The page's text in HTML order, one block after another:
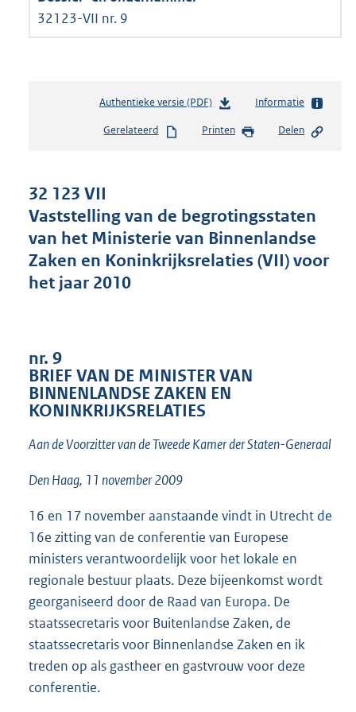
32123-VII nr. 9
Authentieke versie (PDF)b
s
s
g
r
o
1
3
K
Informatie
Gerelateerd Printen Delen
32 123 VII
Vaststelling van de begrotingsstaten
van het Ministerie van Binnenlandse
Zaken en Koninkrijksrelaties (VII) voor
het jaar 2010
nr. 9
BRIEF VAN DE MINISTER VAN
BINNENLANDSE ZAKEN EN
KONINKRIJKSRELATIES
Aan de Voorzitter van de Tweede Kamer der Staten-Generaal
Den Haag, 11 november 2009
16 en 17 november aanstaande vindt in Utrecht de
16e zitting van de conferentie van Europese
ministers verantwoordelijk voor het lokale en
regionale bestuur plaats. Deze bijeenkomst wordt
georganiseerd door de Raad van Europa. De
staatssecretaris voor Buitenlandse Zaken, de
staatssecretaris voor Binnenlandse Zaken en ik
treden op als gastheer en gastvrouw voor deze
conferentie.